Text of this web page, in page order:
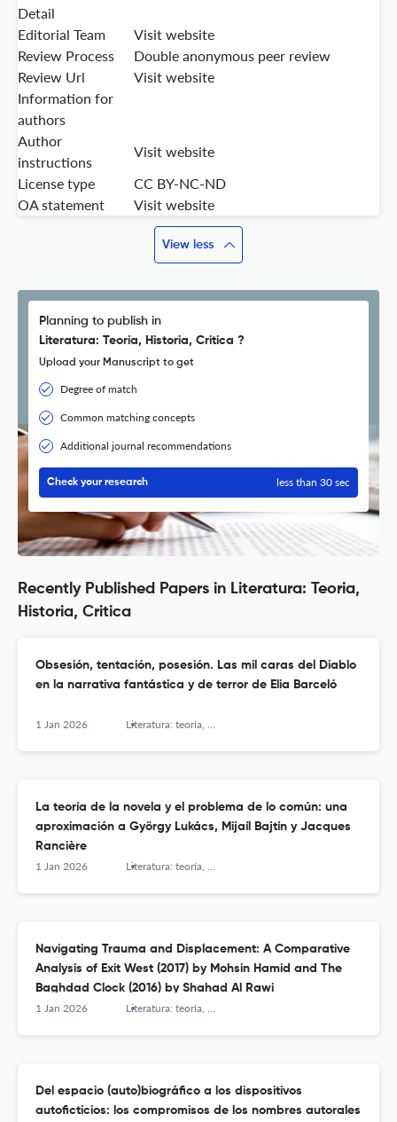
Detail
Editorial Team
Visit website
Review Process
Double anonymous peer review
Review Url
Visit website
Information for
authors
Author
instructions
Visit website
License type
CC BY-NC-ND
OA statement
Visit website
View less
Planning to publish in
Literatura: Teoria, Historia, Critica ?
Upload your Manuscript to get
Degree of match
Common matching concepts
Additional journal recommendations
Check your research less than 30 sec
Recently Published Papers in Literatura: Teoria,
Historia, Critica
Obsesión, tentación, posesión. Las mil caras del Diablo
en la narrativa fantástica y de terror de Elia Barceló
1 Jan 2026 Literatura: teoría, historia, crítica
La teoría de la novela y el problema de lo común: una
aproximación a György Lukács, Mijaíl Bajtín y Jacques
Rancière
1 Jan 2026 Literatura: teoría, historia, crítica
Navigating Trauma and Displacement: A Comparative
Analysis of Exit West (2017) by Mohsin Hamid and The
Baghdad Clock (2016) by Shahad Al Rawi
1 Jan 2026 Literatura: teoría, historia, crítica
Del espacio (auto)biográfico a los dispositivos
autoficticios: los compromisos de los nombres autorales